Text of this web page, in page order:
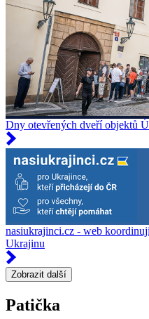
Dny otevřených dveří objektů
nasiukrajinci.cz - web
Ukrajinu
Zobrazit další
Patička